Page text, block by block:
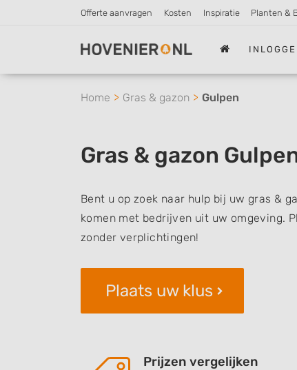
Offerte aanvragen Kosten Inspiratie Planten &
Home Gras & gazon Gulpen
Gras & gazon
Bent u op zoek naar hulp bij uw gras &
komen met bedrijven uit uw omgeving.
zonder verplichtingen!
Plaats uw klus
Prijzen vergelijken